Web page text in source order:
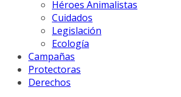
Héroes Animalistas
Cuidados
Legislación
Ecología
Campañas
Protectoras
Derechos